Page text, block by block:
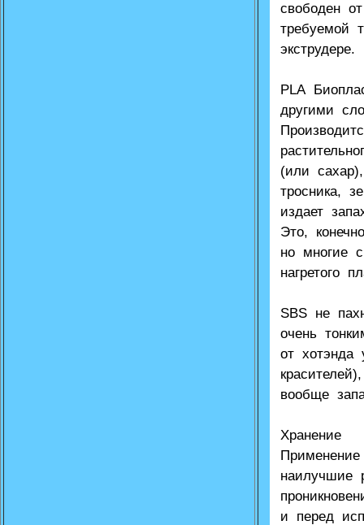
свободен
требуемой
экструдере.
PLA
другими
(или
тросника,
издает
Это,
но многие
нагретого
SBS не
очень
от хотэнда
вообще
Хранение
наилучшие
и перед